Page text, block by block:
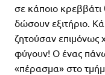
σε κάποιο κρεββάτι
δώσουν εξιτήριο.
ζητούσαν
φύγουν! Ο ένας
«πέρασμα» στο